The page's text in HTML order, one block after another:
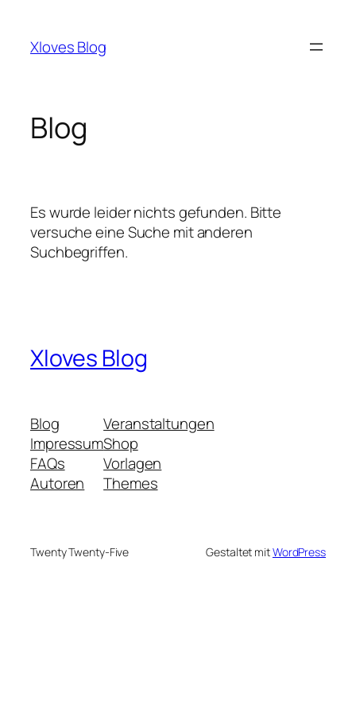
springen
Xloves Blog
Blog
Es wurde leider nichts gefunden. Bitte
versuche eine Suche mit anderen
Suchbegriffen.
Xloves Blog
Blog
Impressum
FAQs
Autoren
Veranstaltungen
Shop
Vorlagen
Themes
Twenty Twenty-Five Gestaltet mitWordPress